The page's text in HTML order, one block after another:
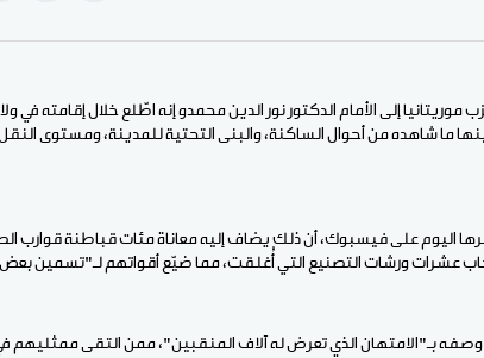
إلى الأمام الدكتور نور الدين محمدو إنه اطّلع خلال إقامته في
ما شاهده من أحوال الساكنة، والبنى التحتية للمدينة، ومستوى
اليوم على فيسبوك، أن ذلك يضاف إليه معاناة مئات قباطنة قوارب
عشرات ورشات التصنيع التي أُغلقت، مما ضيّع أقواتهم لـ"تسمين بعض
وصفه بـ"الامتهان الذي تعرض له آلاف المنقبين"، ممن التقى